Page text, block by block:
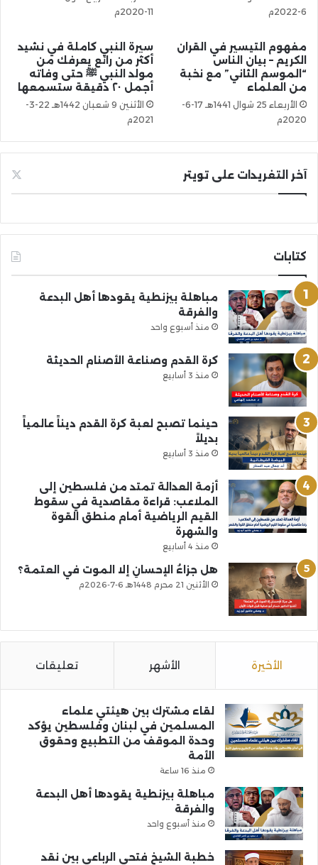
6-2022م
11-2020م
مفهوم التيسير في القران
الكريم – بيان الناس
“الموسم الثاني” مع نخبة
من العلماء
الأربعاء 25 شوال 1441هـ 17-6-
2020م
سيرة النبي كاملة في نشيد
أكثر من رائع يعرفك من
مولد النبي ﷺ حتى وفاته
أجمل ٢٠ دقيقة ستسمعها
الأثنين 9 شعبان 1442هـ 22-3-
2021م
آخر التغريدات على تويتر
كتابات
مباهلة بيزنطية يقودها أهل البدعة
والفرقة
منذ أسبوع واحد
كرة القدم وصناعة الأصنام الحديثة
منذ 3 أسابيع
حينما تصبح لعبة كرة القدم ديناً عالمياً
بديلاً
منذ 3 أسابيع
أزمة العدالة تمتد من فلسطين إلى
الملاعب: قراءة مقاصدية في سقوط
القيم الرياضية أمام منطق القوة
والشهرة
منذ 4 أسابيع
هل جزاءُ الإحسانِ إلا الموت في العتمة؟
الأثنين 21 محرم 1448هـ 6-7-2026م
الأخيرة الأشهر تعليقات
لقاء مشترك بين هيئتي علماء
المسلمين في لبنان وفلسطين يؤكد
وحدة الموقف من التطبيع وحقوق
الأمة
منذ 16 ساعة
مباهلة بيزنطية يقودها أهل البدعة
والفرقة
منذ أسبوع واحد
خطبة الشيخ فتحي الرباعي بين نقد